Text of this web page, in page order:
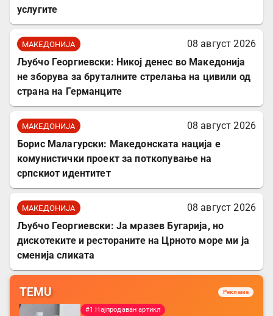
услугите
МАКЕДОНИЈА
08 август 2026
Љубчо Георгиевски: Никој денес во Македонија
не зборува за бруталните стрелања на цивили од
страна на Германците
МАКЕДОНИЈА
08 август 2026
Борис Малагурски: Македонската нација е
комунистички проект за поткопување на
српскиот идентитет
МАКЕДОНИЈА
08 август 2026
Љубчо Георгиевски: Ја мразев Бугарија, но
дискотеките и рестораните на Црното море ми ја
сменија сликата
TEMU Реклама
#1 Најпродаван артикл